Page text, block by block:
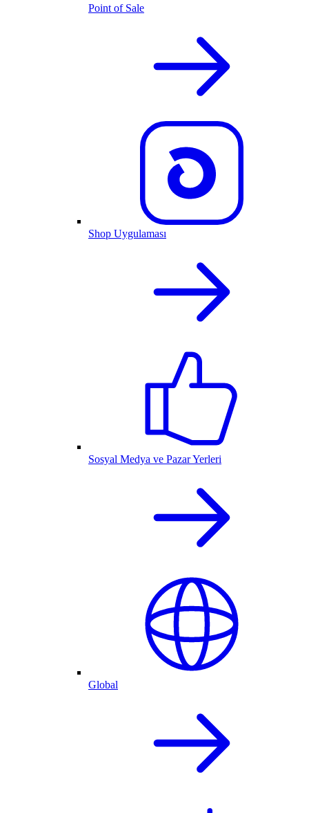
Point of Sale
Shop Uygulaması
Sosyal Medya ve Pazar Yerleri
Global